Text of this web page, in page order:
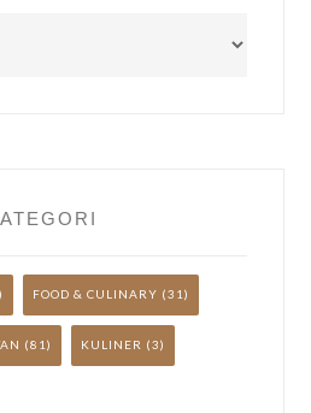
FOOD & CULINARY (31)
(81) KULINER (3)